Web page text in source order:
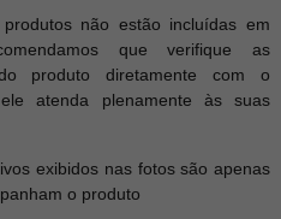
não estão incluídas em
que verifique as
produto diretamente com o
atenda plenamente às suas
exibidos nas fotos são apenas
o produto